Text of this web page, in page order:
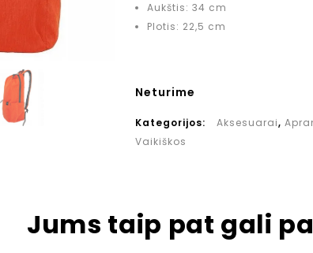
Aukštis: 34 cm
Plotis: 22,5 cm
Neturime
Kategorijos: Aksesuarai,
Vaikiškos
Jums taip pat gali